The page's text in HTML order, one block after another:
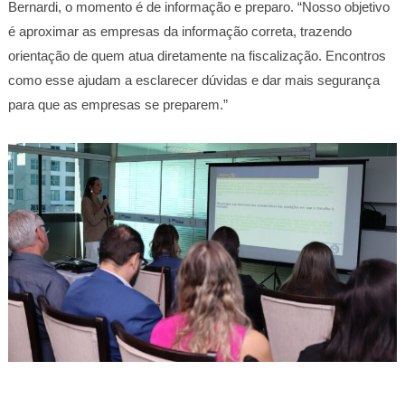
Bernardi, o momento é de informação e preparo. “Nosso objetivo
é aproximar as empresas da informação correta, trazendo
orientação de quem atua diretamente na fiscalização. Encontros
como esse ajudam a esclarecer dúvidas e dar mais segurança
para que as empresas se preparem.”